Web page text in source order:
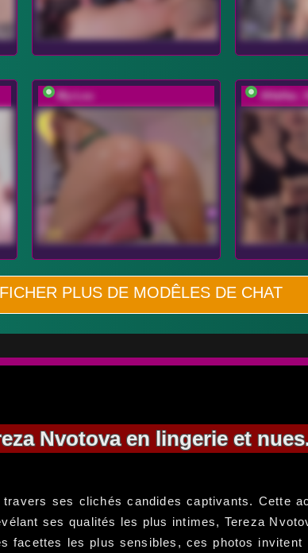
My-Lou
PLUS DE MODÊLES DE CHAT
Nvotova en lingerie et
ses clichés candides captivants. Cette
ses qualités les plus intimes, Tereza
facettes les plus sensibles, ces photos